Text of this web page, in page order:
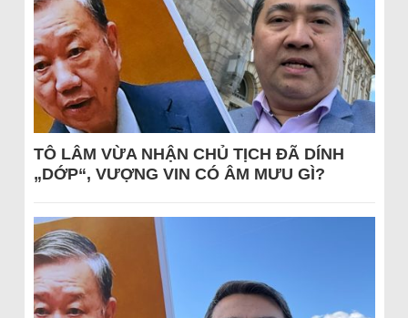
TÔ LÂM VỪA NHẬN CHỦ TỊCH ĐÃ DÍNH
„DỚP“, VƯỢNG VIN CÓ ÂM MƯU GÌ?